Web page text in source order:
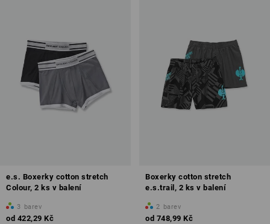
e.s. Boxerky cotton stretch
Colour, 2 ks v balení
3 barev
od 422,29 Kč
Boxerky cotton stretch
e.s.trail, 2 ks v balení
2 barev
od 748,99 Kč